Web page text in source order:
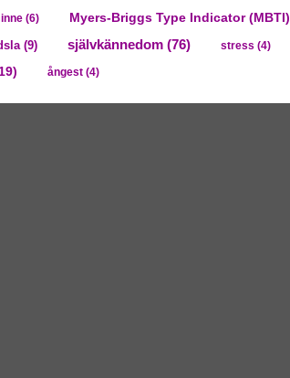
(6) Myers-Briggs Type Indicator (MBTI)
(9) självkännedom (76) stress (4)
ångest (4)